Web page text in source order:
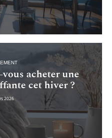
acheter une
cet hiver ?
2026